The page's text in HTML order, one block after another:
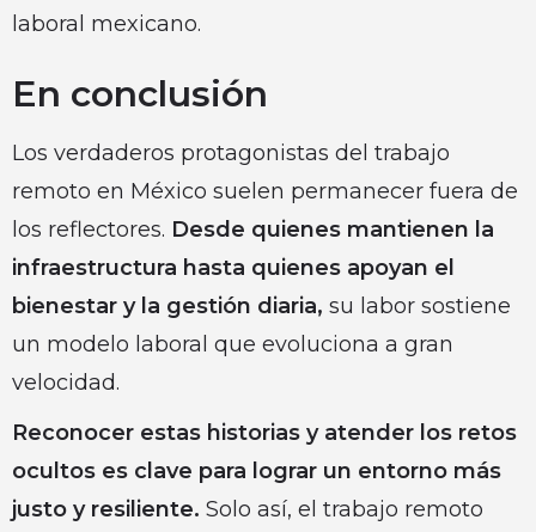
laboral mexicano.
En conclusión
Los verdaderos protagonistas del trabajo
remoto en México suelen permanecer fuera de
los reflectores. Desde quienes mantienen la
infraestructura hasta quienes apoyan el
bienestar y la gestión diaria, su labor sostiene
un modelo laboral que evoluciona a gran
velocidad.
Reconocer estas historias y atender los retos
ocultos es clave para lograr un entorno más
justo y resiliente. Solo así, el trabajo remoto